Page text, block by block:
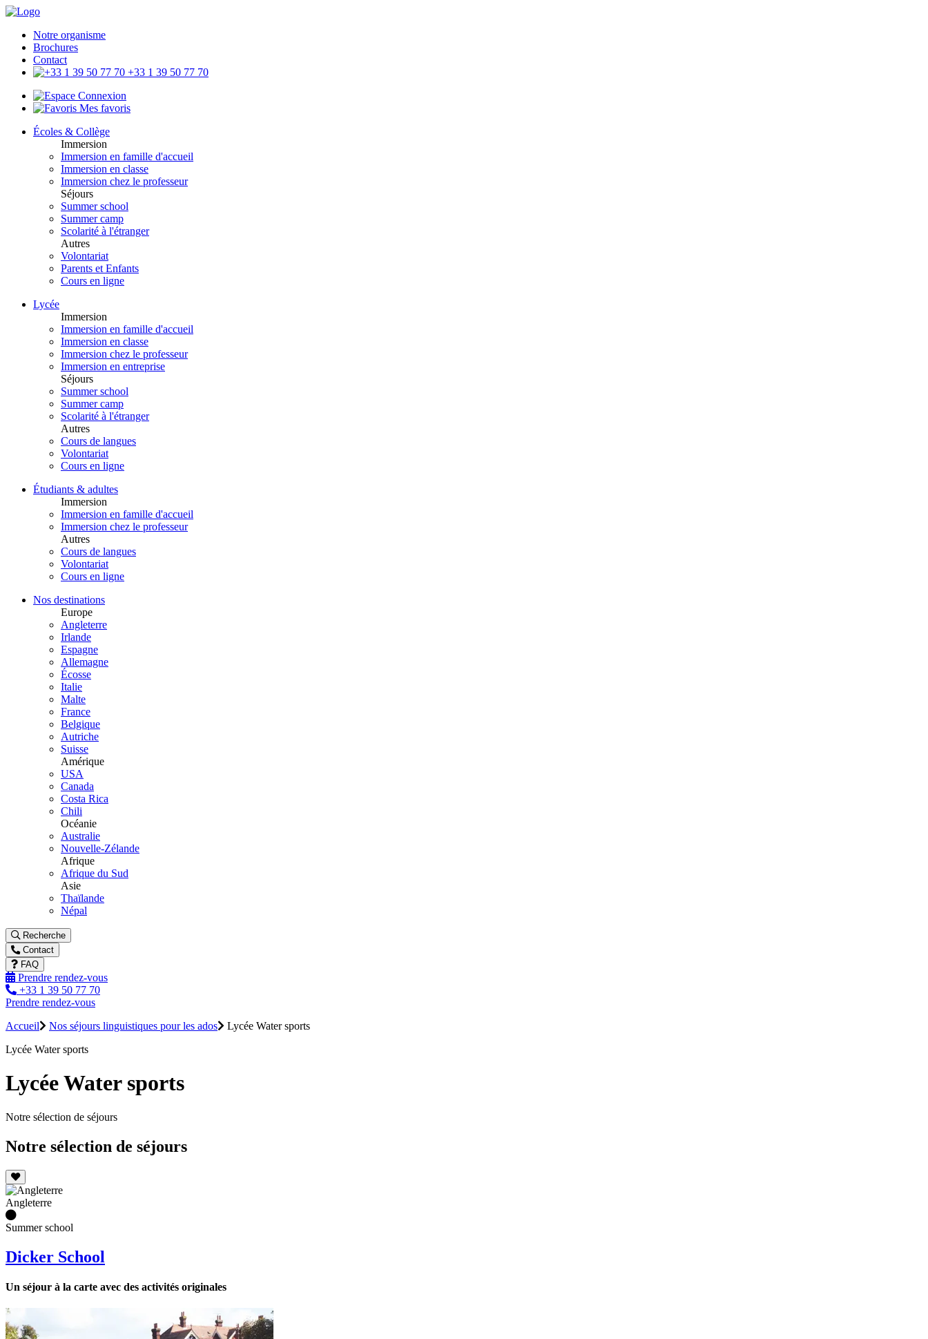
Notre organisme
Brochures
Contact
+33 1 39 50 77 70
Connexion
Mes favoris
Écoles & Collège
Immersion
Immersion en famille d'accueil
Immersion en classe
Immersion chez le professeur
Séjours
Summer school
Summer camp
Scolarité à l'étranger
Autres
Volontariat
Parents et Enfants
Cours en ligne
Lycée
Immersion
Immersion en famille d'accueil
Immersion en classe
Immersion chez le professeur
Immersion en entreprise
Séjours
Summer school
Summer camp
Scolarité à l'étranger
Autres
Cours de langues
Volontariat
Cours en ligne
Étudiants & adultes
Immersion
Immersion en famille d'accueil
Immersion chez le professeur
Autres
Cours de langues
Volontariat
Cours en ligne
Nos destinations
Europe
Angleterre
Irlande
Espagne
Allemagne
Écosse
Italie
Malte
France
Belgique
Autriche
Suisse
Amérique
USA
Canada
Costa Rica
Chili
Océanie
Australie
Nouvelle-Zélande
Afrique
Afrique du Sud
Asie
Thaïlande
Népal
Recherche
Contact
FAQ
Prendre rendez-vous
+33 1 39 50 77 70
Prendre rendez-vous
Accueil
Nos séjours linguistiques pour les ados
Lycée Water sports
Lycée Water sports
Lycée Water sports
Notre sélection de séjours
Notre sélection de séjours
Angleterre
Summer school
Dicker School
Un séjour à la carte avec des activités originales